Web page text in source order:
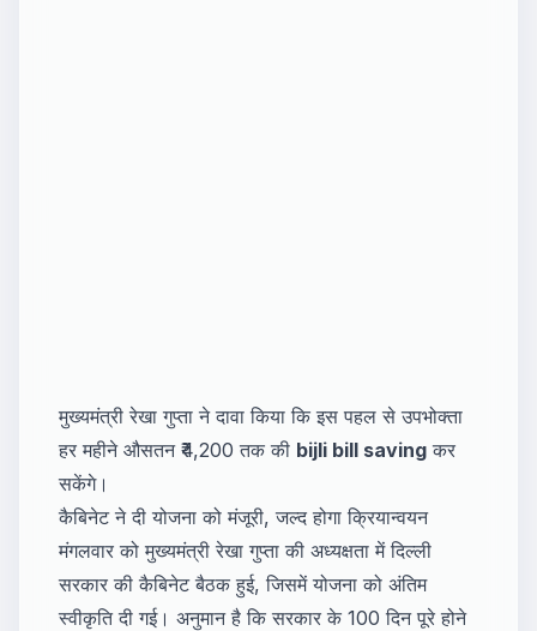
मुख्यमंत्री रेखा गुप्ता ने दावा किया कि इस पहल से उपभोक्ता
हर महीने औसतन ₹4,200 तक की bijli bill saving कर
सकेंगे।
कैबिनेट ने दी योजना को मंजूरी, जल्द होगा क्रियान्वयन
मंगलवार को मुख्यमंत्री रेखा गुप्ता की अध्यक्षता में दिल्ली
सरकार की कैबिनेट बैठक हुई, जिसमें योजना को अंतिम
स्वीकृति दी गई। अनुमान है कि सरकार के 100 दिन पूरे होने